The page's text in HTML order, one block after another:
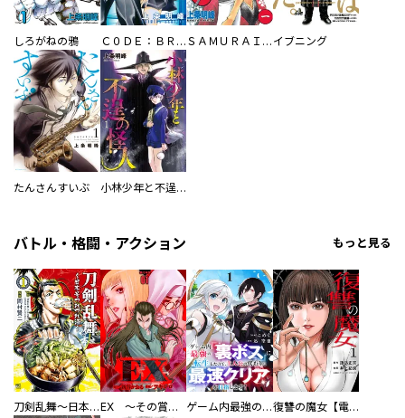
しろがねの鴉 Ｃ０ＤＥ：ＢＲＥＡＫＥＲ ＳＡＭＵＲＡＩ ＤＥＥＰＥＲ ＫＹＯ イブニング
たんさんすいぶ 小林少年と不逞の怪人
バトル・格闘・アクション もっと見る
刀剣乱舞～日本号つれづれ酒～ EX ～その賞金稼ぎは、世界の出口を探す～【単行本版】 ゲーム内最強の『裏ボス』に転生したので、主人公の代わりに最速クリアを目指します！【電子単行本版】 復讐の魔女【電子単行本版】